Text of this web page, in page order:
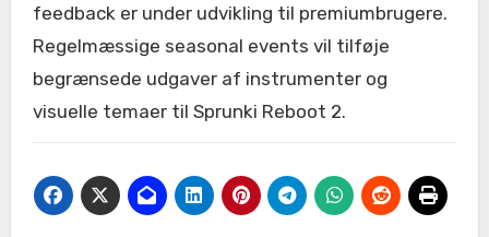
feedback er under udvikling til premiumbrugere.
Regelmæssige seasonal events vil tilføje
begrænsede udgaver af instrumenter og
visuelle temaer til Sprunki Reboot 2.